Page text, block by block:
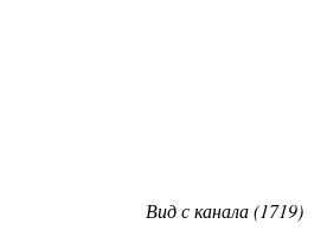
Вид с канала (1719)